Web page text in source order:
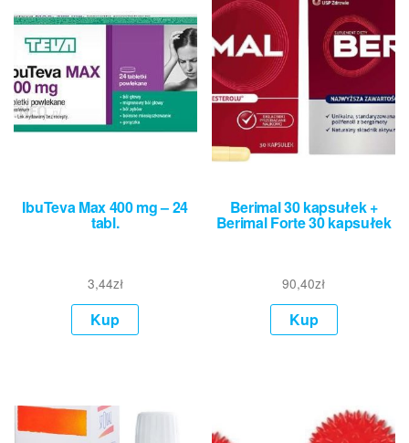
IbuTeva Max 400 mg – 24
tabl.
3,44zł
Kup
Berimal 30 kapsułek +
Berimal Forte 30 kapsułek
90,40zł
Kup